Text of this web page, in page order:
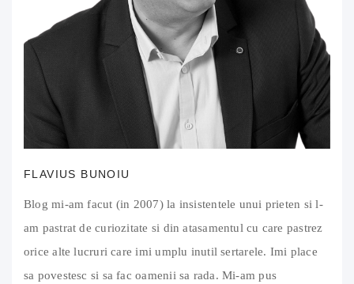
FLAVIUS BUNOIU
Blog mi-am facut (in 2007) la insistentele unui prieten si l-
am pastrat de curiozitate si din atasamentul cu care pastrez
orice alte lucruri care imi umplu inutil sertarele. Imi place
sa povestesc si sa fac oamenii sa rada. Mi-am pus